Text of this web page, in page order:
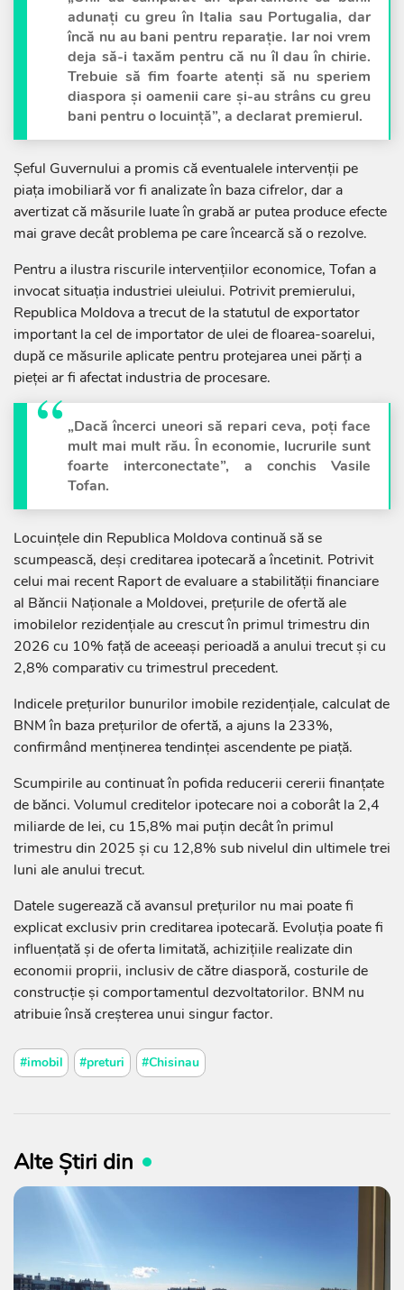
adunați cu greu în Italia sau Portugalia, dar
încă nu au bani pentru reparație. Iar noi vrem
deja să-i taxăm pentru că nu îl dau în chirie.
Trebuie să fim foarte atenți să nu speriem
diaspora și oamenii care și-au strâns cu greu
bani pentru o locuință”, a declarat premierul.
Șeful Guvernului a promis că eventualele intervenții pe
piața imobiliară vor fi analizate în baza cifrelor, dar a
avertizat că măsurile luate în grabă ar putea produce efecte
mai grave decât problema pe care încearcă să o rezolve.
Pentru a ilustra riscurile intervențiilor economice, Tofan a
invocat situația industriei uleiului. Potrivit premierului,
Republica Moldova a trecut de la statutul de exportator
important la cel de importator de ulei de floarea-soarelui,
după ce măsurile aplicate pentru protejarea unei părți a
pieței ar fi afectat industria de procesare.
„Dacă încerci uneori să repari ceva, poți face
mult mai mult rău. În economie, lucrurile sunt
foarte interconectate”, a conchis Vasile
Tofan.
Locuințele din Republica Moldova continuă să se
scumpească, deși creditarea ipotecară a încetinit. Potrivit
celui mai recent Raport de evaluare a stabilității financiare
al Băncii Naționale a Moldovei, prețurile de ofertă ale
imobilelor rezidențiale au crescut în primul trimestru din
2026 cu 10% față de aceeași perioadă a anului trecut și cu
2,8% comparativ cu trimestrul precedent.
Indicele prețurilor bunurilor imobile rezidențiale, calculat de
BNM în baza prețurilor de ofertă, a ajuns la 233%,
confirmând menținerea tendinței ascendente pe piață.
Scumpirile au continuat în pofida reducerii cererii finanțate
de bănci. Volumul creditelor ipotecare noi a coborât la 2,4
miliarde de lei, cu 15,8% mai puțin decât în primul
trimestru din 2025 și cu 12,8% sub nivelul din ultimele trei
luni ale anului trecut.
Datele sugerează că avansul prețurilor nu mai poate fi
explicat exclusiv prin creditarea ipotecară. Evoluția poate fi
influențată și de oferta limitată, achizițiile realizate din
economii proprii, inclusiv de către diasporă, costurile de
construcție și comportamentul dezvoltatorilor. BNM nu
atribuie însă creșterea unui singur factor.
#imobil #preturi #Chisinau
Alte Știri din